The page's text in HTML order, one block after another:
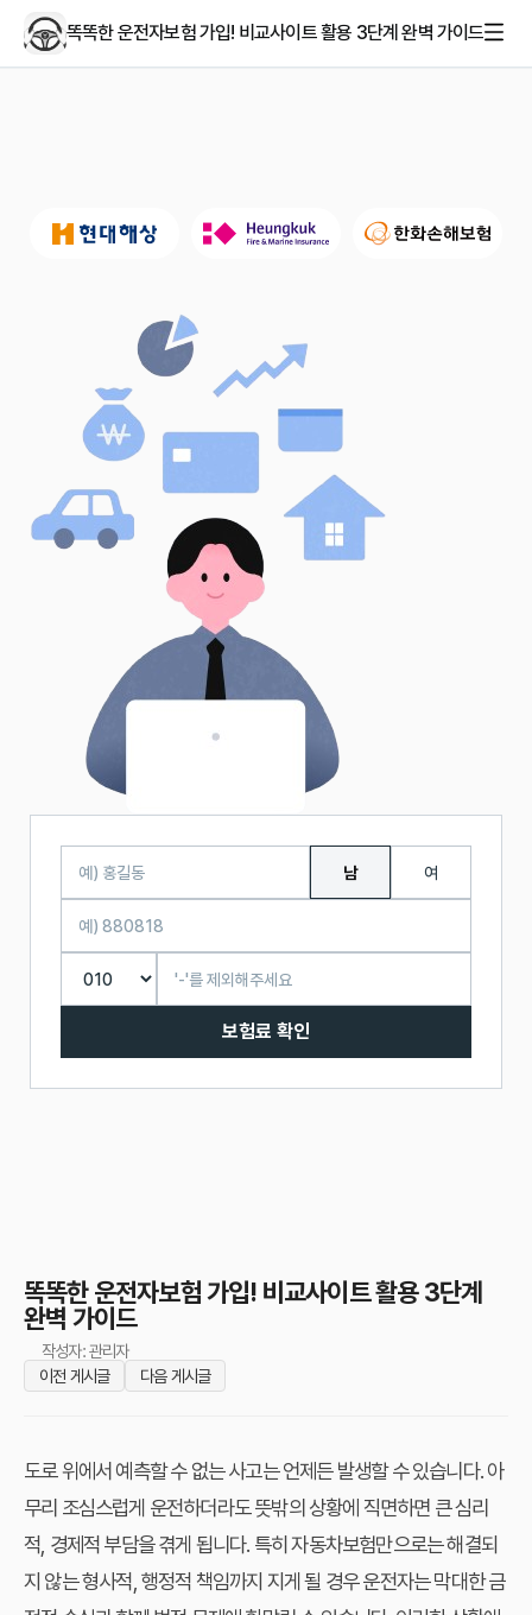
똑똑한 운전자보험 가입! 비교사이트 활용 3단계 완벽 가이드
남 여
보험료 확인
똑똑한 운전자보험 가입! 비교사이트 활용 3단계
완벽 가이드
작성자: 관리자
이전 게시글
다음 게시글
도로 위에서 예측할 수 없는 사고는 언제든 발생할 수 있습니다. 아
무리 조심스럽게 운전하더라도 뜻밖의 상황에 직면하면 큰 심리
적, 경제적 부담을 겪게 됩니다. 특히 자동차보험만으로는 해결되
지 않는 형사적, 행정적 책임까지 지게 될 경우 운전자는 막대한 금